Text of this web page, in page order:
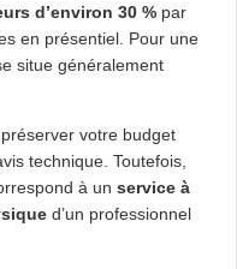
d’environ 30 % par
en présentiel. Pour une
situe généralement
votre budget
technique. Toutefois,
à un service à
d’un professionnel